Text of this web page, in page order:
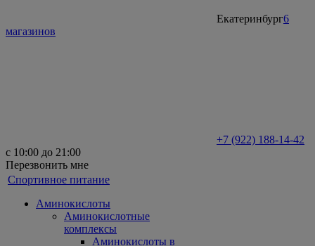
Екатеринбург6
магазинов
+7 (922) 188-14-42
с 10:00 до 21:00
Перезвонить мне
Спортивное питание
Аминокислоты
Аминокислотные
комплексы
Аминокислоты в